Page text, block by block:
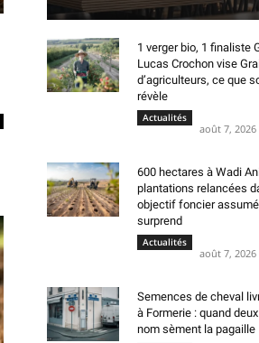
1 verger bio, 1 finaliste
Lucas Crochon vise
d’agriculteurs, ce que
révèle
Actualités
août 7, 2026
600 hectares à Wadi
plantations relancées
objectif foncier
surprend
Actualités
août 7, 2026
Semences de cheval
à Formerie : quand
nom sèment la pagaille